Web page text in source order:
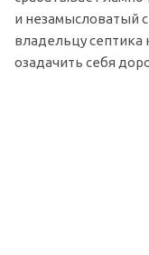
и незамысловатый
владельцу септика
озадачить себя